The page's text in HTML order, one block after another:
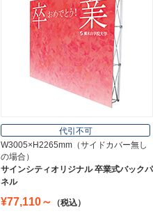
インテリア
Interior
オフィス用品
Office Supplies
ステンレス切文字
Stainless Sign
代引不可
W3005×H2265mm（サイドカバー無し
の場合）
サインシティオリジナル 卒業式バックパ
ネル
¥77,110～
（税込）